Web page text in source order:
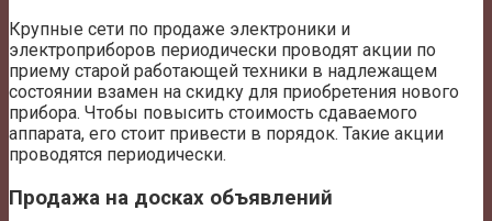
Крупные сети по продаже электроники и
электроприборов периодически проводят акции по
приему старой работающей техники в надлежащем
состоянии взамен на скидку для приобретения нового
прибора. Чтобы повысить стоимость сдаваемого
аппарата, его стоит привести в порядок. Такие акции
проводятся периодически.
Продажа на досках объявлений